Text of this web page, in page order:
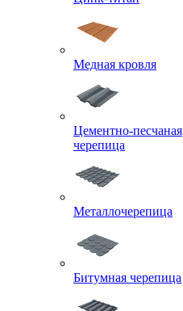
Медная кровля
Цементно-песчаная
черепица
Металлочерепица
Битумная черепица